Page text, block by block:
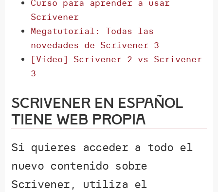
Curso para aprender a usar
Scrivener
Megatutorial: Todas las
novedades de Scrivener 3
[Vídeo] Scrivener 2 vs Scrivener
3
Scrivener en español
tiene web propia
Si quieres acceder a todo el
nuevo contenido sobre
Scrivener, utiliza el